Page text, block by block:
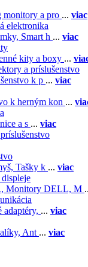
monitory a pro ... viac
elektronika
Smart h ... viac
kity a boxy ...
a príslušenstvo
k p ... viac
k herným kon ...
a s ... viac
Tašky k ... viac
Monitory DELL, M
adaptéry, ... viac
Ant ... viac